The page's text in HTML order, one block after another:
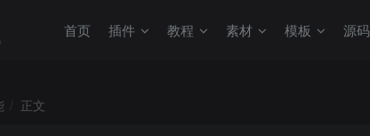
首页 插件 教程 素材 模板 源码
正文